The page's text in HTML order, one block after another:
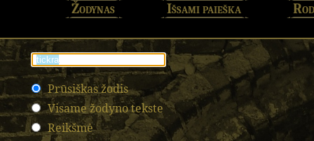
Žodynas Išsami paieška
Prūsiškas žodis
Visame žodyno tekste
Reikšmė